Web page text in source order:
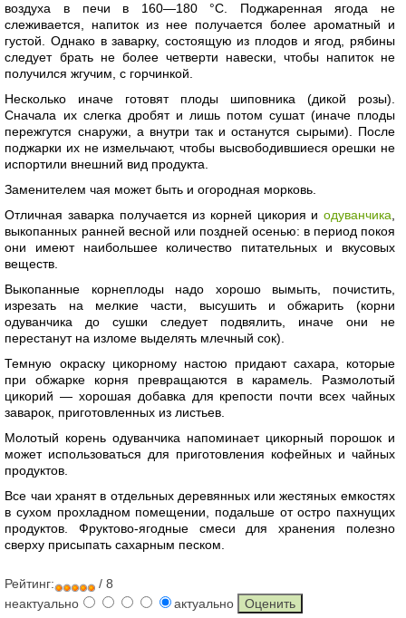
воздуха в печи в 160—180 °С. Поджаренная ягода не
слеживается, напиток из нее получается более ароматный и
густой. Однако в заварку, состоящую из плодов и ягод, рябины
следует брать не более четверти навески, чтобы напиток не
получился жгучим, с горчинкой.
Несколько иначе готовят плоды шиповника (дикой розы).
Сначала их слегка дробят и лишь потом сушат (иначе плоды
пережгутся снаружи, а внутри так и останутся сырыми). После
поджарки их не измельчают, чтобы высвободившиеся орешки не
испортили внешний вид продукта.
Заменителем чая может быть и огородная морковь.
Отличная заварка получается из корней цикория и одуванчика
выкопанных ранней весной или поздней осенью: в период покоя
они имеют наибольшее количество питательных и вкусовых
веществ.
Выкопанные корнеплоды надо хорошо вымыть, почистить,
изрезать на мелкие части, высушить и обжарить (корни
одуванчика до сушки следует подвялить, иначе они не
перестанут на изломе выделять млечный сок).
Темную окраску цикорному настою придают сахара, которые
при обжарке корня превращаются в карамель. Размолотый
цикорий — хорошая добавка для крепости почти всех чайных
заварок, приготовленных из листьев.
Молотый корень одуванчика напоминает цикорный порошок и
может использоваться для приготовления кофейных и чайных
продуктов.
Все чаи хранят в отдельных деревянных или жестяных емкостях
в сухом прохладном помещении, подальше от остро пахнущих
продуктов. Фруктово-ягодные смеси для хранения полезно
сверху присыпать сахарным песком.
Рейтинг:
/ 8
неактуально
актуально